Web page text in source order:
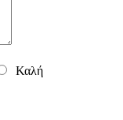
Καλή